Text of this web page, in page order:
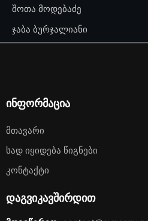
შოთა მოდებაძე
ჯაბა ბურჯალიანი
ინფორმაცია
Მთავარი
Სად Იყიდება Წიგნები
Კონტაქტი
დაგვიკავშირდით